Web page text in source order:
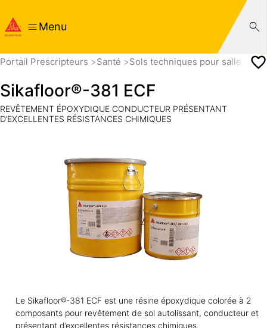
Menu
Portail Prescripteurs Santé Sols techniques pour salle
Sikafloor®-381 ECF
REVÊTEMENT ÉPOXYDIQUE CONDUCTEUR PRÉSENTANT
D’EXCELLENTES RÉSISTANCES CHIMIQUES
Le Sikafloor®-381 ECF est une résine époxydique colorée à 2
composants pour revêtement de sol autolissant, conducteur et
présentant d’excellentes résistances chimiques.